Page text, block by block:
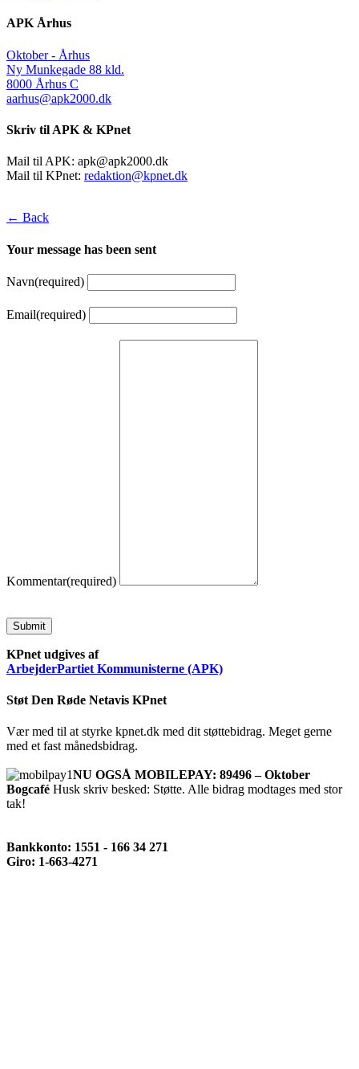
APK Århus
Oktober - Århus
Ny Munkegade 88 kld.
8000 Århus C
aarhus@apk2000.dk
Skriv til APK & KPnet
Mail til APK: apk@apk2000.dk
Mail til KPnet: redaktion@kpnet.dk
← Back
Your message has been sent
Navn(required)
Email(required)
Kommentar(required)
Submit
KPnet udgives af
ArbejderPartiet Kommunisterne (APK)
Støt Den Røde Netavis KPnet
Vær med til at styrke kpnet.dk med dit støttebidrag. Meget gerne
med et fast månedsbidrag.
NU OGSÅ MOBILEPAY: 89496 – Oktober
Bogcafé Husk skriv besked: Støtte. Alle bidrag modtages med stor
tak!
Bankkonto: 1551 - 166 34 271
Giro: 1-663-4271